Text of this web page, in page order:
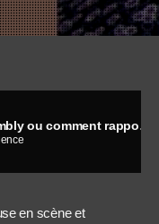
A Palestinian Woman Assembly ou comment rapporter « les faits de celles qui sont censées ne pas pouvoir »
en scène et